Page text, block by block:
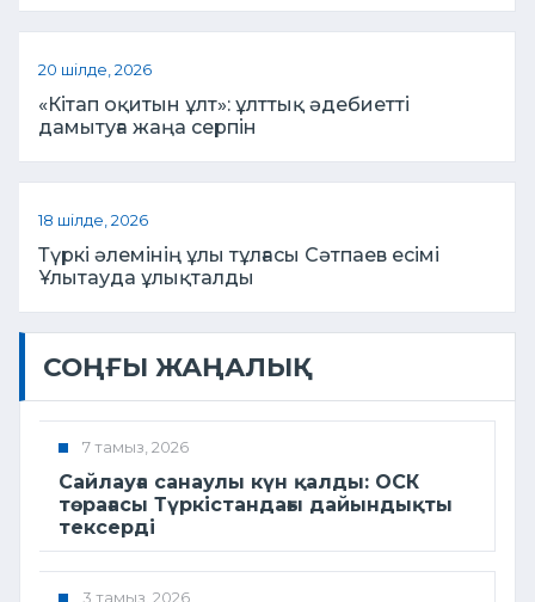
20 шілде, 2026
«Кітап оқитын ұлт»: ұлттық әдебиетті
дамытуға жаңа серпін
18 шілде, 2026
Түркі әлемінің ұлы тұлғасы Сәтпаев есімі
Ұлытауда ұлықталды
СОҢҒЫ ЖАҢАЛЫҚ
7 тамыз, 2026
Сайлауға санаулы күн қалды: ОСК
төрағасы Түркістандағы дайындықты
тексерді
3 тамыз, 2026